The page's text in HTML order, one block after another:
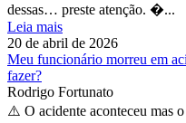
dessas… preste atenção. �...
Leia mais
20 de abril de 2026
Meu funcionário morreu em
fazer?
Rodrigo Fortunato
⚠️ O acidente aconteceu mas